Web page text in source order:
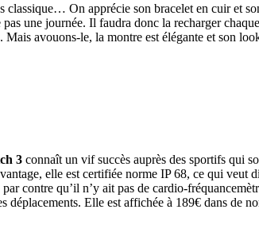
classique… On apprécie son bracelet en cuir et
une journée. Il faudra donc la recharger
avouons-le, la montre est élégante et son
3 connaît un vif succès auprès des sportifs qui
elle est certifiée norme IP 68, ce qui veut
contre qu’il n’y ait pas de cardio-
Elle est affichée à 189€ dans de